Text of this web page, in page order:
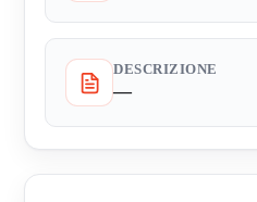
DESCRIZIONE
—